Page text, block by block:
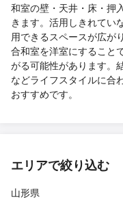
和室の壁・天井・床・押
きます。活用しきれてい
用できるスペースが広が
合和室を洋室にすること
がる可能性があります。
などライフスタイルに合
おすすめです。
エリアで絞り込む
山形県